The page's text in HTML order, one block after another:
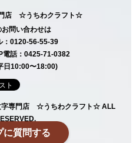
門店 ☆うちわクラフト☆
問い合わせは
：0120-56-55-39
電話：0425-71-0382
日10:00〜18:00)
字専門店 ☆うちわクラフト☆ ALL
に質問する